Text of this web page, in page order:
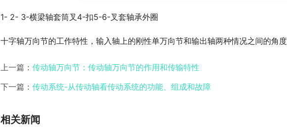
1- 2- 3-横梁轴套筒叉4-扣5-6-叉套轴承外圈
十字轴万向节的工作特性，输入轴上的刚性单万向节和输出轴两种情况之间的角
上一篇： 传动轴万向节：传动轴万向节的作用和传输特性
下一篇： 传动系统-从传动轴看传动系统的功能、组成和故障
相关新闻